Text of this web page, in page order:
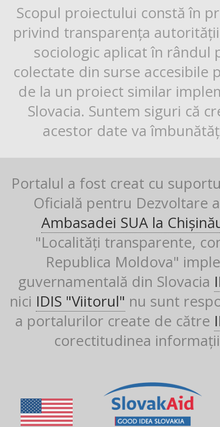
Scopul proiectului constă în
privind transparența
sociologic aplicat în rândul
colectate din surse
de la un proiect similar
Slovacia. Suntem siguri că
acestor date va
Portalul a fost creat cu
Oficială pentru Dezvoltare
Ambasadei SUA la
"Localități transparente,
Republica Moldova"
guvernamentală din Slovacia
nici IDIS "Viitorul" nu sunt
a portalurilor create de către
corectitudinea